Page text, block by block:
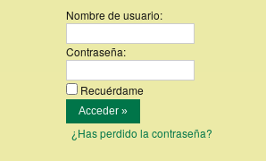
Nombre de usuario:
Contraseña:
Recuérdame
¿Has perdido la contraseña?